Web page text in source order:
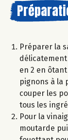
Préparer la
en 2 en
pignons à la
couper les
tous les
Pour la
moutarde